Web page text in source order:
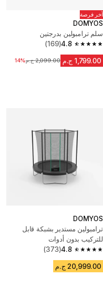
آخر فرصة
DOMYOS
سلم ترامبولين بدرجتين
4.8
4.8 out of 5 stars from 169 reviews
(169)
1,799.00 ج.م السعر قبل التخفيض
2,099.00 ج.م 14%
DOMYOS
ترامبولين مستدير بشبكة قابل
للتركيب بدون أدوات
4.8
4.8 out of 5 stars from 373 reviews
(373)
20,999.00 ج.م